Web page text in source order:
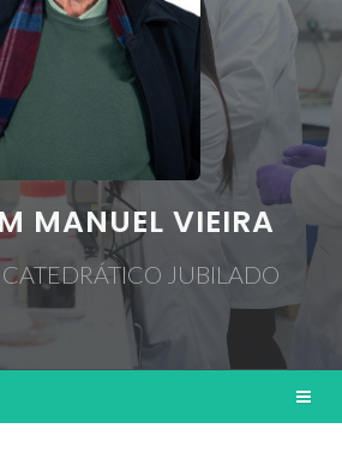
MANUEL VIEIRA
CATEDRÁTICO JUBILADO